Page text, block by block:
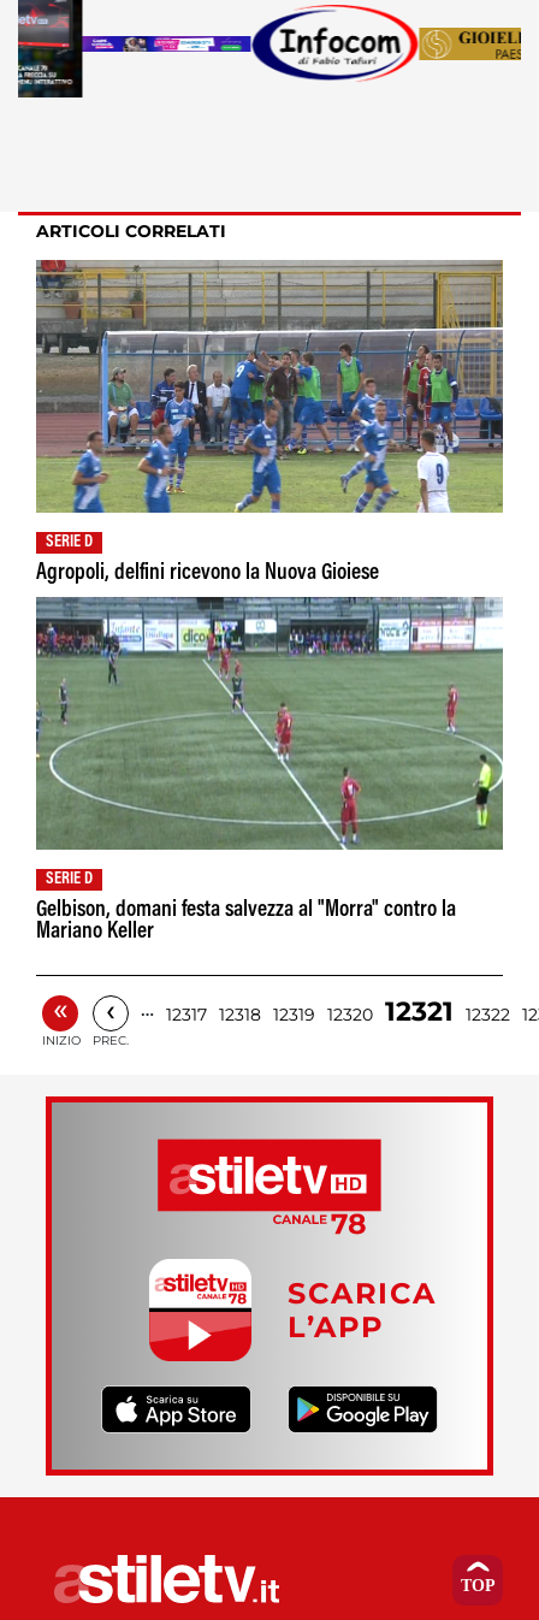
ARTICOLI CORRELATI
SERIE D
Agropoli, delfini ricevono la Nuova Gioiese
SERIE D
Gelbison, domani festa salvezza al "Morra" contro la
Mariano Keller
«
INIZIO
‹
PREC.
… 12317 12318 12319 12320 12321 12322
SCARICA
L’APP